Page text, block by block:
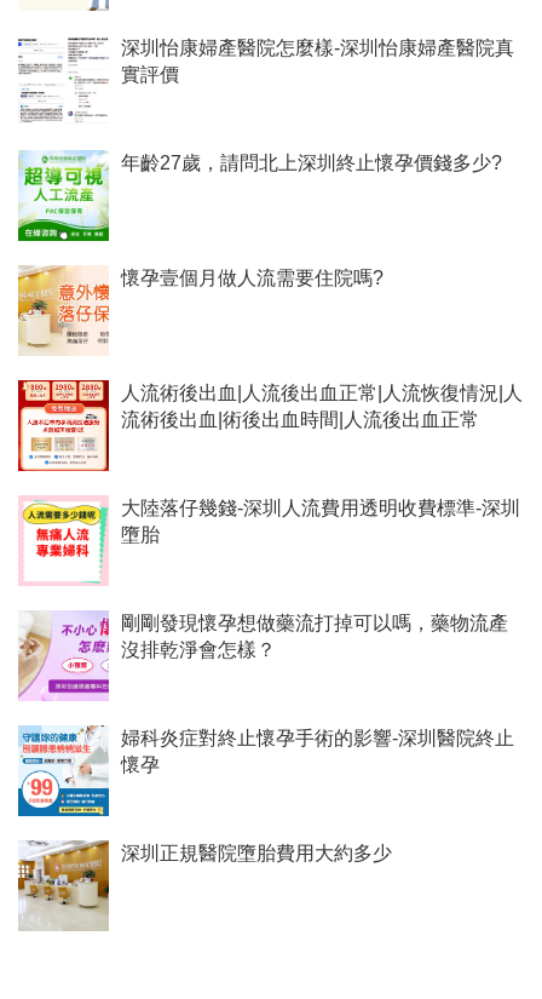
深圳怡康婦產醫院怎麼樣-深圳怡康婦產醫院真
實評價
年齡27歲，請問北上深圳終止懷孕價錢多少?
懷孕壹個月做人流需要住院嗎?
人流術後出血|人流後出血正常|人流恢復情況|人
流術後出血|術後出血時間|人流後出血正常
大陸落仔幾錢-深圳人流費用透明收費標準-深圳
墮胎
剛剛發現懷孕想做藥流打掉可以嗎，藥物流產
沒排乾淨會怎樣？
婦科炎症對終止懷孕手術的影響-深圳醫院終止
懷孕
深圳正規醫院墮胎費用大約多少